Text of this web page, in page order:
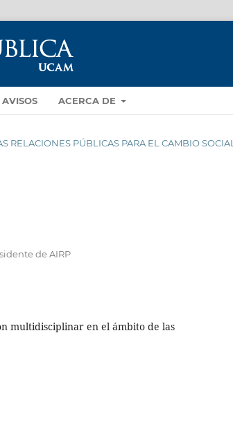
AVISOS ACERCA DE
RELACIONES PÚBLICAS PARA EL CAMBIO SOCIAL
de AIRP
multidisciplinar en el ámbito de las